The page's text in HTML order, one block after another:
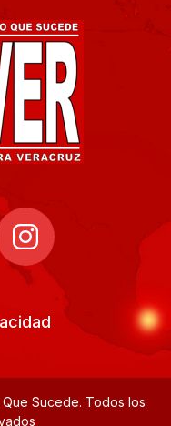
Sucede. Todos los